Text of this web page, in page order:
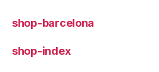
shop-barcelona
shop-index